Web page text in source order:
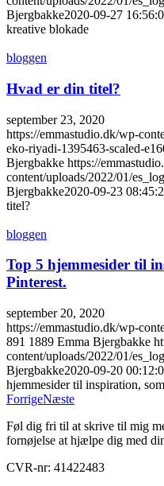
Bjergbakke2020-09-27
kreative blokade
bloggen
Hvad er din titel?
september 23, 2020
https://emmastudio.dk/wp-
eko-riyadi-1395463-scaled-
Bjergbakke https://
content/uploads/2022/01/
Bjergbakke2020-09-23
titel?
bloggen
Top 5 hjemmesider til
Pinterest.
september 20, 2020
https://emmastudio.dk/wp-
891 1889 Emma Bjergbakke
content/uploads/2022/01/
Bjergbakke2020-09-20
hjemmesider til inspiration,
ForrigeNæste
Føl dig fri til at skrive til mig
fornøjelse at hjælpe dig med
CVR-nr: 41422483